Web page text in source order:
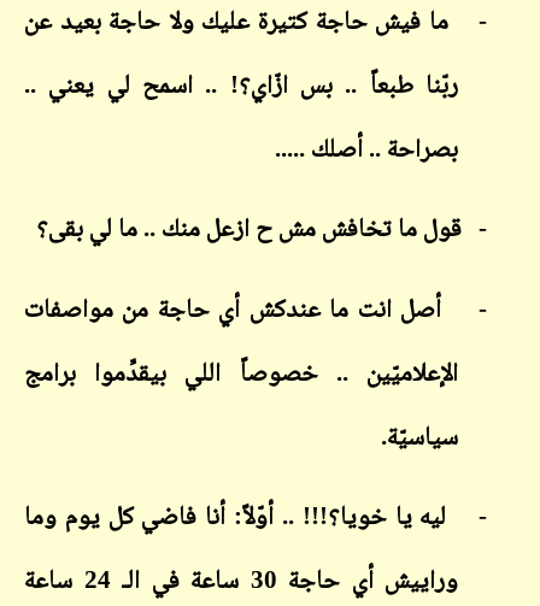
-
ما فيش حاجة كتيرة عليك ولا حاجة بعيد عن
ربّنا طبعاً .. بس ازّاي؟! .. اسمح لي يعني ..
بصراحة .. أصلك .....
- قول ما تخافش مش ح ازعل منك .. ما لي بقى؟
-
أصل انت ما عندكش أي حاجة من مواصفات
الإعلاميّين .. خصوصاً اللي بيقدِّموا برامج
سياسيّة.
-
ليه يا خويا؟!!! .. أوّلاً: أنا فاضي كل يوم وما
وراييش أي حاجة 30 ساعة في الـ 24 ساعة